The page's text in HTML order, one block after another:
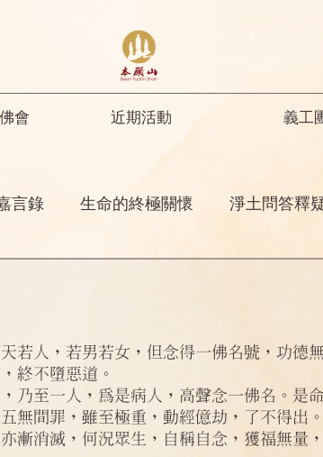
會 近期活動 義工
言錄 生命的終極關懷 淨土問答釋
其他 念佛感應 阿彌陀佛四
法訊活動 每天一句正能量
終不墮惡道。
無間罪，雖至極重，動經億劫，了不得出
漸消滅，何況眾生，自稱自念，獲福無量